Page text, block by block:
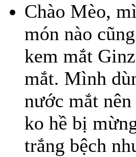
Chào Mèo,
món nào
kem mắt
mắt. Mình
nước mắt
ko hề bị
trắng bệch